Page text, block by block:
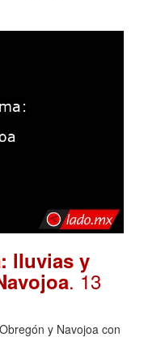
lluvias y
. 13
y Navojoa con